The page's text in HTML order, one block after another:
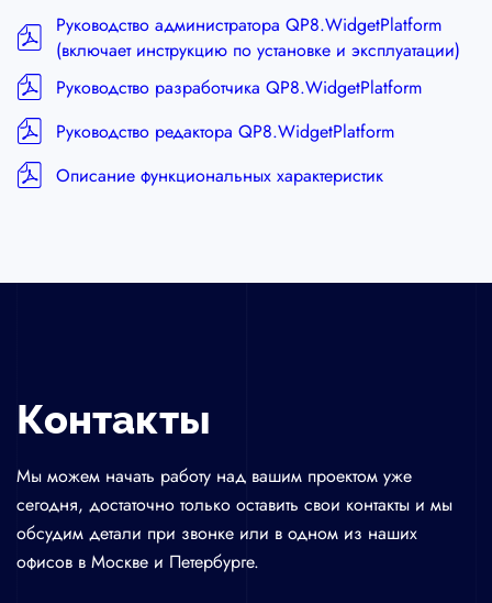
Руководство администратора QP8.WidgetPlatform
(включает инструкцию по установке и эксплуатации)
Руководство разработчика QP8.WidgetPlatform
Руководство редактора QP8.WidgetPlatform
Описание функциональных характеристик
Контакты
Форма
для
контакта
с
нами
Контакты
Мы можем начать работу над вашим проектом уже
сегодня, достаточно только оставить свои контакты и мы
обсудим детали при звонке или в одном из наших
офисов в Москве и Петербурге.